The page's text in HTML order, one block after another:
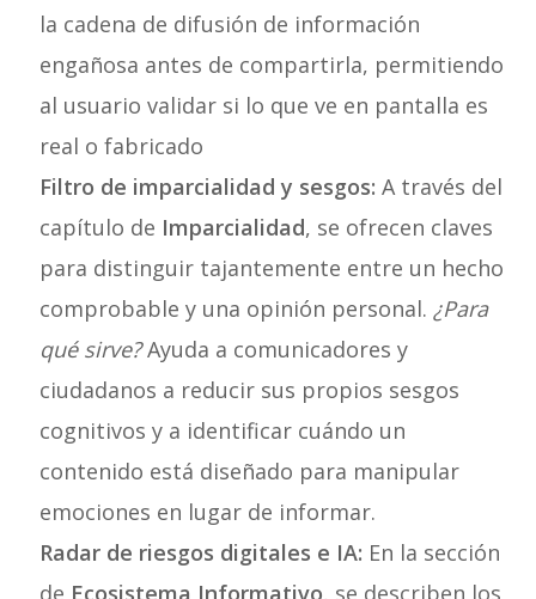
la cadena de difusión de información
engañosa antes de compartirla, permitiendo
al usuario validar si lo que ve en pantalla es
real o fabricado
Filtro de imparcialidad y sesgos: A través del
capítulo de Imparcialidad, se ofrecen claves
para distinguir tajantemente entre un hecho
comprobable y una opinión personal.¿Para
qué sirve?Ayuda a comunicadores y
ciudadanos a reducir sus propios sesgos
cognitivos y a identificar cuándo un
contenido está diseñado para manipular
emociones en lugar de informar.
Radar de riesgos digitales e IA: En la sección